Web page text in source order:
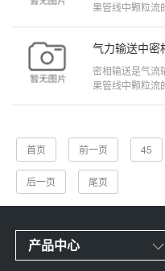
果管线中颗粒流
气力输送中密
密相输送是气流
果管线中颗粒流
首页 前一页 45
后一页 尾页
产品中心